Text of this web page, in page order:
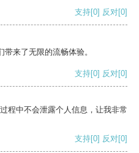
支持[0] 反对[0]
来了无限的流畅体验。
支持[0] 反对[0]
程中不会泄露个人信息，让我非常
支持[0] 反对[0]